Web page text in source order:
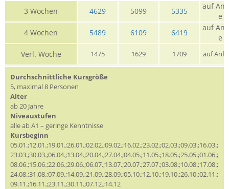
3 Wochen 4629 5099 5335
auf
e
4 Wochen
5489 6109 6419
auf
e
Verl. Woche
1475 1629 1709 auf
Durchschnittliche Kursgröße
5, maximal 8 Personen
Alter
ab 20 Jahre
Niveaustufen
alle ab A1 – geringe Kenntnisse
Kursbeginn
05.01.;12.01.;19.01.;26.01.;02.02.;09.02.;16.02.;23.02.;02.03.;09.03.;16.03.;
23.03.;30.03.;06.04.;13.04.;20.04.;27.04.;04.05.;11.05.;18.05.;25.05.;01.06.;
08.06.;15.06.;22.06.;29.06.;06.07.;13.07.;20.07.;27.07.;03.08.;10.08.;17.08.;
24.08.;31.08.;07.09.;14.09.;21.09.;28.09.;05.10.;12.10.;19.10.;26.10.;02.11.;
09.11.;16.11.;23.11.;30.11.;07.12.;14.12